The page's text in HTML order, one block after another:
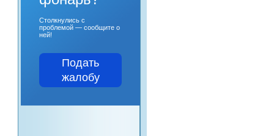
Столкнулись с
проблемой — сообщите о
ней!
Подать
жалобу